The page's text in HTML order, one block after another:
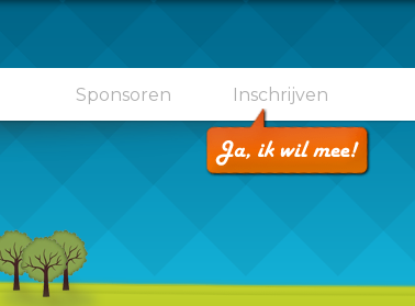
Sponsoren Inschrijven